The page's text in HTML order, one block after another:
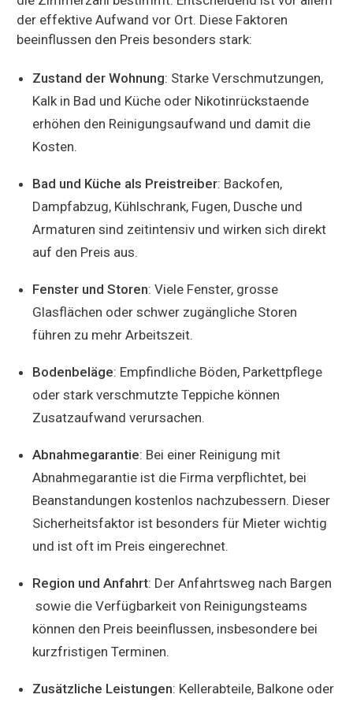
der effektive Aufwand vor Ort. Diese Faktoren
beeinflussen den Preis besonders stark:
Zustand der Wohnung: Starke Verschmutzungen,
Kalk in Bad und Küche oder Nikotinrückstaende
erhöhen den Reinigungsaufwand und damit die
Kosten.
Bad und Küche als Preistreiber: Backofen,
Dampfabzug, Kühlschrank, Fugen, Dusche und
Armaturen sind zeitintensiv und wirken sich direkt
auf den Preis aus.
Fenster und Storen: Viele Fenster, grosse
Glasflächen oder schwer zugängliche Storen
führen zu mehr Arbeitszeit.
Bodenbeläge: Empfindliche Böden, Parkettpflege
oder stark verschmutzte Teppiche können
Zusatzaufwand verursachen.
Abnahmegarantie: Bei einer Reinigung mit
Abnahmegarantie ist die Firma verpflichtet, bei
Beanstandungen kostenlos nachzubessern. Dieser
Sicherheitsfaktor ist besonders für Mieter wichtig
und ist oft im Preis eingerechnet.
Region und Anfahrt: Der Anfahrtsweg nach Bargen
sowie die Verfügbarkeit von Reinigungsteams
können den Preis beeinflussen, insbesondere bei
kurzfristigen Terminen.
Zusätzliche Leistungen: Kellerabteile, Balkone oder